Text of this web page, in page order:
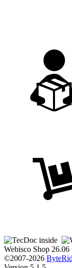
Webisco Shop 26.06
©2007-2026